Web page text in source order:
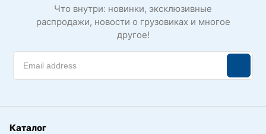
Что внутри: новинки, эксклюзивные
распродажи, новости о грузовиках и многое
другое!
Каталог